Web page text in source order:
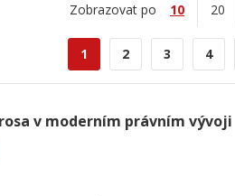
Zobrazovat po 10 20
1 2 3 4
v moderním právním vývoji